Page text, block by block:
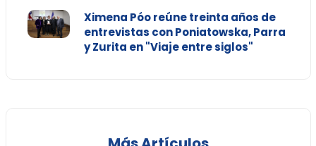
Ximena Póo reúne treinta años de
entrevistas con Poniatowska, Parra
y Zurita en "Viaje entre siglos"